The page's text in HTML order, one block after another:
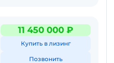
11 450 000 ₽
Купить в лизинг
Позвонить